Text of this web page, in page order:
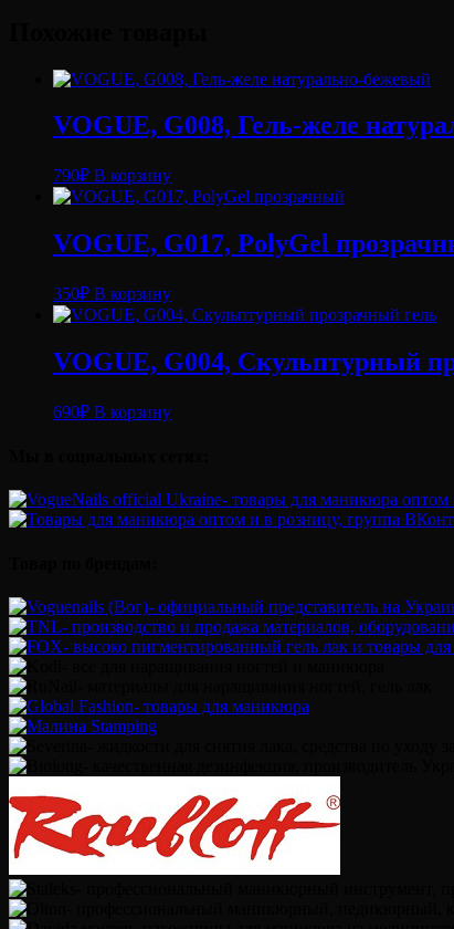
VOGUE, G008, Гель-желе
790₽ В корзину
VOGUE, G017, PolyGel
350₽ В корзину
VOGUE, G004, Скульптурный
690₽ В корзину